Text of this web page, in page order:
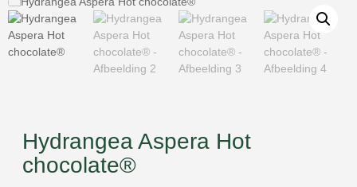
Hydrangea Aspera Hot
chocolate®